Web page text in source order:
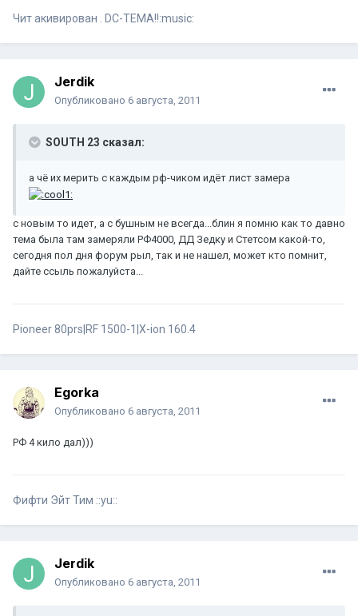
Чит акивирован . DC-ТЕМА!!:music:
Jerdik
Опубликовано 6 августа, 2011
SOUTH 23 сказал:
а чё их мерить с каждым рф-чиком идёт лист замера
с новым то идет, а с бушным не всегда...блин я помню как то давно
тема была там замеряли РФ4000, ДД Зедку и Стетсом какой-то,
сегодня пол дня форум рыл, так и не нашел, может кто помнит,
дайте ссыль пожалуйста...
Pioneer 80prs|RF 1500-1|X-ion 160.4
Egorka
Опубликовано 6 августа, 2011
РФ 4 кило дал)))
Фифти Эйт Тим ::yu::
Jerdik
Опубликовано 6 августа, 2011